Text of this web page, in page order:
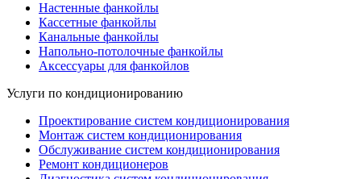
Настенные фанкойлы
Кассетные фанкойлы
Канальные фанкойлы
Напольно-потолочные фанкойлы
Аксессуары для фанкойлов
Услуги по кондиционированию
Проектирование систем кондиционирования
Монтаж систем кондиционирования
Обслуживание систем кондиционирования
Ремонт кондиционеров